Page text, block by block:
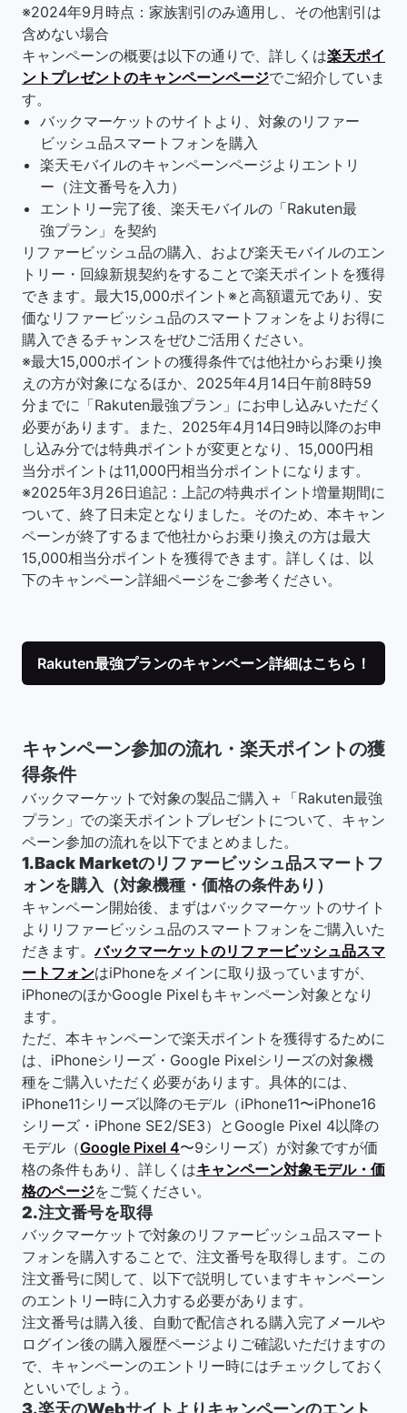
※2024年9月時点：家族割引のみ適用し、その他割引は
含めない場合
キャンペーンの概要は以下の通りで、詳しくは楽天ポイ
ントプレゼントのキャンペーンページでご紹介していま
す。
バックマーケットのサイトより、対象のリファー
ビッシュ品スマートフォンを購入
楽天モバイルのキャンペーンページよりエントリ
ー（注文番号を入力）
エントリー完了後、楽天モバイルの「Rakuten最
強プラン」を契約
リファービッシュ品の購入、および楽天モバイルのエン
トリー・回線新規契約をすることで楽天ポイントを獲得
できます。最大15,000ポイント※と高額還元であり、安
価なリファービッシュ品のスマートフォンをよりお得に
購入できるチャンスをぜひご活用ください。
※最大15,000ポイントの獲得条件では他社からお乗り換
えの方が対象になるほか、2025年4月14日午前8時59
分までに「Rakuten最強プラン」にお申し込みいただく
必要があります。また、2025年4月14日9時以降のお申
し込み分では特典ポイントが変更となり、15,000円相
当分ポイントは11,000円相当分ポイントになります。
※2025年3月26日追記：上記の特典ポイント増量期間に
ついて、終了日未定となりました。そのため、本キャン
ペーンが終了するまで他社からお乗り換えの方は最大
15,000相当分ポイントを獲得できます。詳しくは、以
下のキャンペーン詳細ページをご参考ください。
Rakuten最強プランのキャンペーン詳細はこちら！
キャンペーン参加の流れ・楽天ポイントの獲
得条件
バックマーケットで対象の製品ご購入＋「Rakuten最強
プラン」での楽天ポイントプレゼントについて、キャン
ペーン参加の流れを以下でまとめました。
1.Back Marketのリファービッシュ品スマートフ
ォンを購入（対象機種・価格の条件あり）
キャンペーン開始後、まずはバックマーケットのサイト
よりリファービッシュ品のスマートフォンをご購入いた
だきます。バックマーケットのリファービッシュ品スマ
ートフォンはiPhoneをメインに取り扱っていますが、
iPhoneのほかGoogle Pixelもキャンペーン対象となり
ます。
ただ、本キャンペーンで楽天ポイントを獲得するために
は、iPhoneシリーズ・Google Pixelシリーズの対象機
種をご購入いただく必要があります。具体的には、
iPhone11シリーズ以降のモデル（iPhone11〜iPhone16
シリーズ・iPhone SE2/SE3）とGoogle Pixel 4以降の
モデル（Google Pixel 4〜9シリーズ）が対象ですが価
格の条件もあり、詳しくはキャンペーン対象モデル・価
格のページをご覧ください。
2.注文番号を取得
バックマーケットで対象のリファービッシュ品スマート
フォンを購入することで、注文番号を取得します。この
注文番号に関して、以下で説明していますキャンペーン
のエントリー時に入力する必要があります。
注文番号は購入後、自動で配信される購入完了メールや
ログイン後の購入履歴ページよりご確認いただけますの
で、キャンペーンのエントリー時にはチェックしておく
といいでしょう。
3.楽天のWebサイトよりキャンペーンのエント